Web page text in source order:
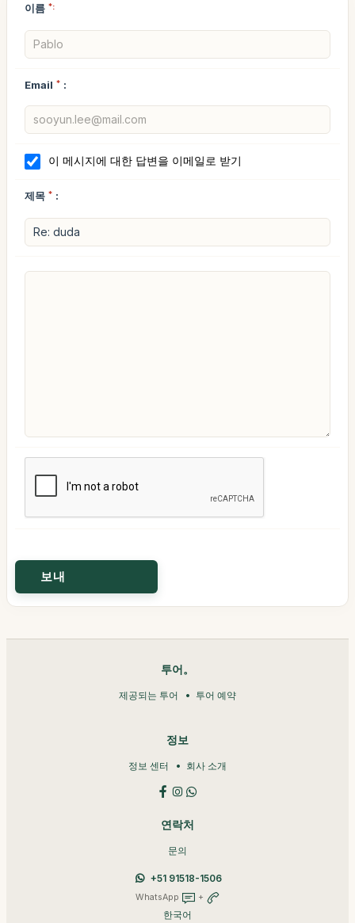
이름 *:
Email * :
이 메시지에 대한 답변을 이메일로 받기
제목 * :
투어。
제공되는 투어 투어 예약
정보
정보 센터 회사 소개
연락처
문의
+51 91518-1506
WhatsApp +
한국어